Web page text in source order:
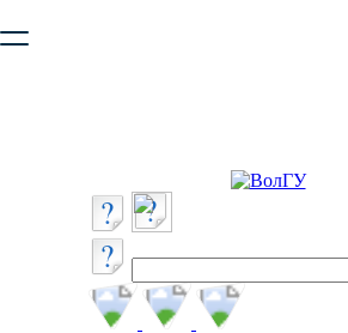
безопасную работу с сайтом. Пожалуйста